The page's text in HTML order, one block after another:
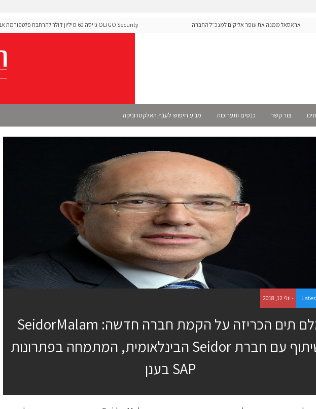
אראסאל ממנה את עופר אליקים למנכ"ל החברה
OLIGO Security גייסה 60 מיליון דולר להרחבת פלטפורמת אבטחת
צור קשר כנסים ותערוכות מנוע חיפוש לענף האלקטרוניקה
- יולי 12, 2018
מלם תים הכריזה על הקמת חברה חדשה: SeidorMalam
בשיתוף עם חברת Seidor הבינלאומית, המתמחה בפתרונות
SAP בענן